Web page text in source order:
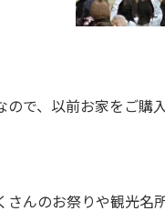
ので、以前お家をご購
んのお祭りや観光名